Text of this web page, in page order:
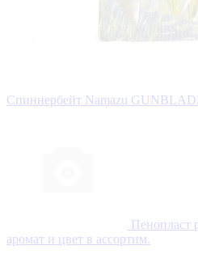
Спиннербейт Namazu
Пенопласт
аромат и цвет в ассортим.